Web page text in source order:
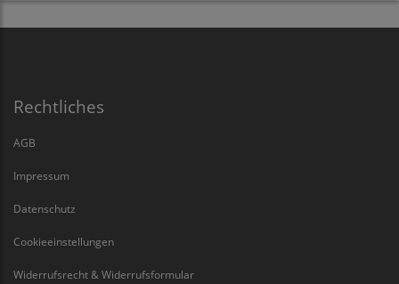
Rechtliches
AGB
Impressum
Datenschutz
Cookieeinstellungen
Widerrufsrecht & Widerrufsformular